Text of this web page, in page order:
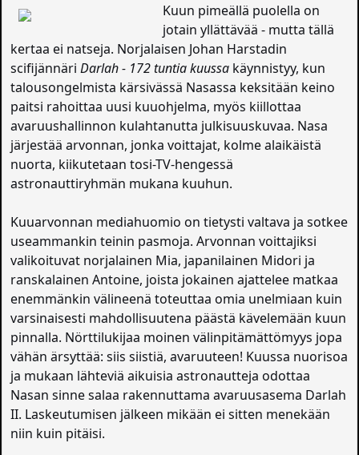
Kuun pimeällä puolella on
jotain yllättävää - mutta tällä
kertaa ei natseja. Norjalaisen Johan Harstadin
scifijännäriDarlah - 172 tuntia kuussa käynnistyy, kun
talousongelmista kärsivässä Nasassa keksitään keino
paitsi rahoittaa uusi kuuohjelma, myös kiillottaa
avaruushallinnon kulahtanutta julkisuuskuvaa. Nasa
järjestää arvonnan, jonka voittajat, kolme alaikäistä
nuorta, kiikutetaan tosi-TV-hengessä
astronauttiryhmän mukana kuuhun.
Kuuarvonnan mediahuomio on tietysti valtava ja sotkee
useammankin teinin pasmoja. Arvonnan voittajiksi
valikoituvat norjalainen Mia, japanilainen Midori ja
ranskalainen Antoine, joista jokainen ajattelee matkaa
enemmänkin välineenä toteuttaa omia unelmiaan kuin
varsinaisesti mahdollisuutena päästä kävelemään kuun
pinnalla. Nörttilukijaa moinen välinpitämättömyys jopa
vähän ärsyttää: siis siistiä, avaruuteen! Kuussa nuorisoa
ja mukaan lähteviä aikuisia astronautteja odottaa
Nasan sinne salaa rakennuttama avaruusasema Darlah
II. Laskeutumisen jälkeen mikään ei sitten menekään
niin kuin pitäisi.